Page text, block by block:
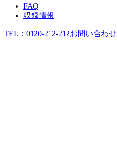
FAQ
収録情報
TEL： 0120-212-212お問い合わせ